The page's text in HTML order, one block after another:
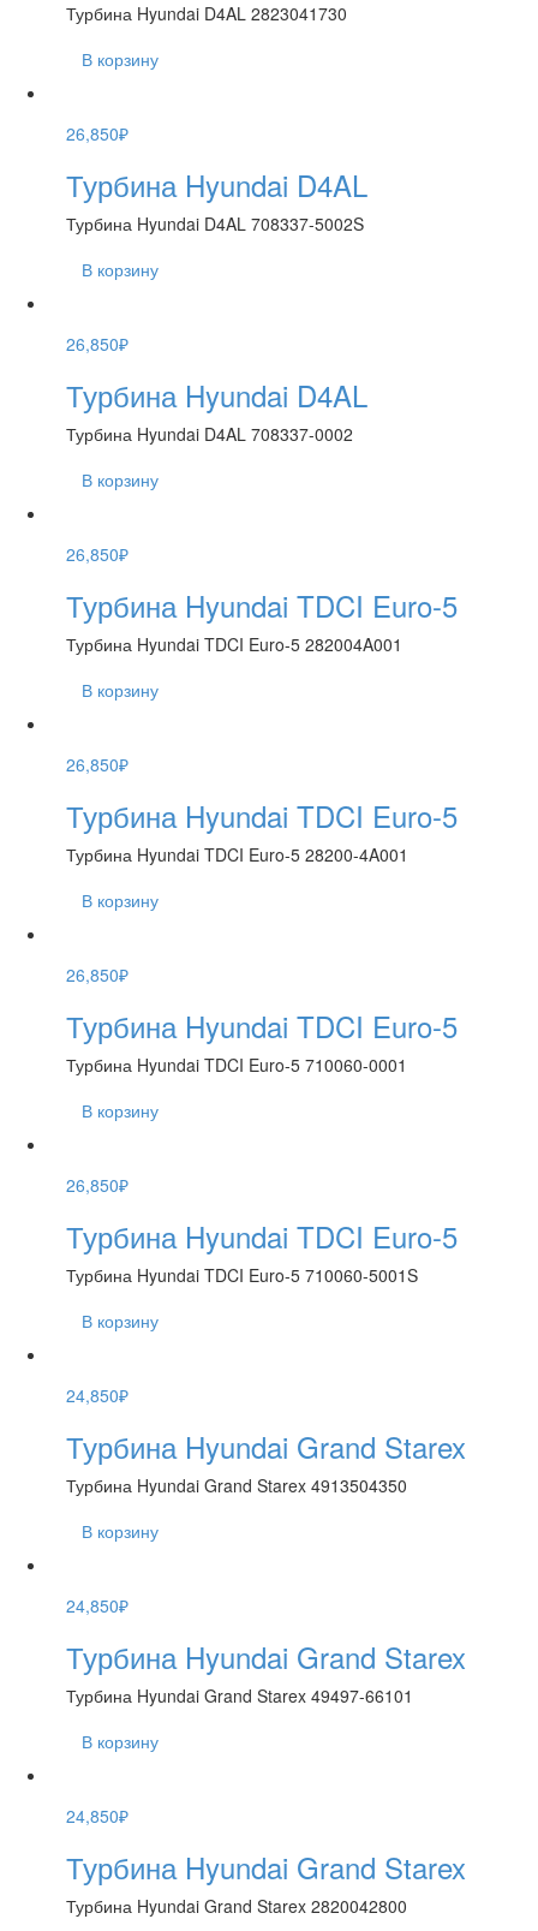
Турбина Hyundai D4AL 2823041730
В корзину
26,850₽
Турбина Hyundai D4AL
Турбина Hyundai D4AL 708337-5002S
В корзину
26,850₽
Турбина Hyundai D4AL
Турбина Hyundai D4AL 708337-0002
В корзину
26,850₽
Турбина Hyundai TDCI Euro-5
Турбина Hyundai TDCI Euro-5 282004A001
В корзину
26,850₽
Турбина Hyundai TDCI Euro-5
Турбина Hyundai TDCI Euro-5 28200-4A001
В корзину
26,850₽
Турбина Hyundai TDCI Euro-5
Турбина Hyundai TDCI Euro-5 710060-0001
В корзину
26,850₽
Турбина Hyundai TDCI Euro-5
Турбина Hyundai TDCI Euro-5 710060-5001S
В корзину
24,850₽
Турбина Hyundai Grand Starex
Турбина Hyundai Grand Starex 4913504350
В корзину
24,850₽
Турбина Hyundai Grand Starex
Турбина Hyundai Grand Starex 49497-66101
В корзину
24,850₽
Турбина Hyundai Grand Starex
Турбина Hyundai Grand Starex 2820042800